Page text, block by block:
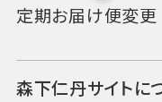
定期お届け便変更
森下仁丹サイトに